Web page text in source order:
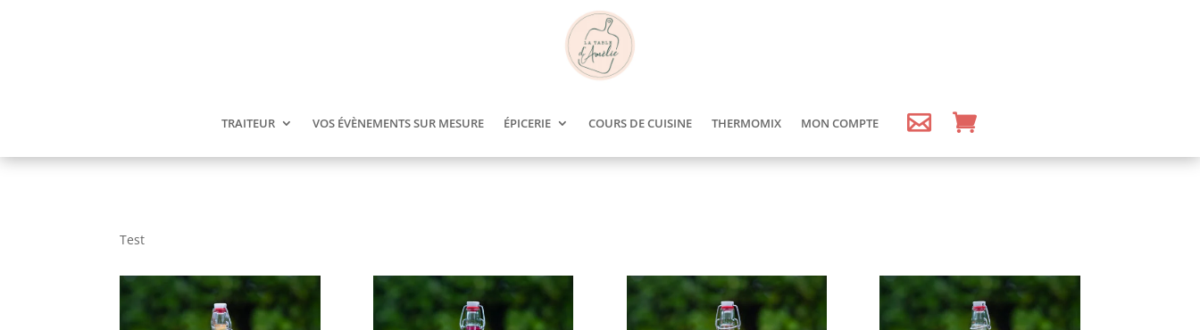
TRAITEUR VOS ÉVÈNEMENTS SUR MESURE ÉPICERIE COURS DE CUISINE THERMOMIX MON COMPTE
Test